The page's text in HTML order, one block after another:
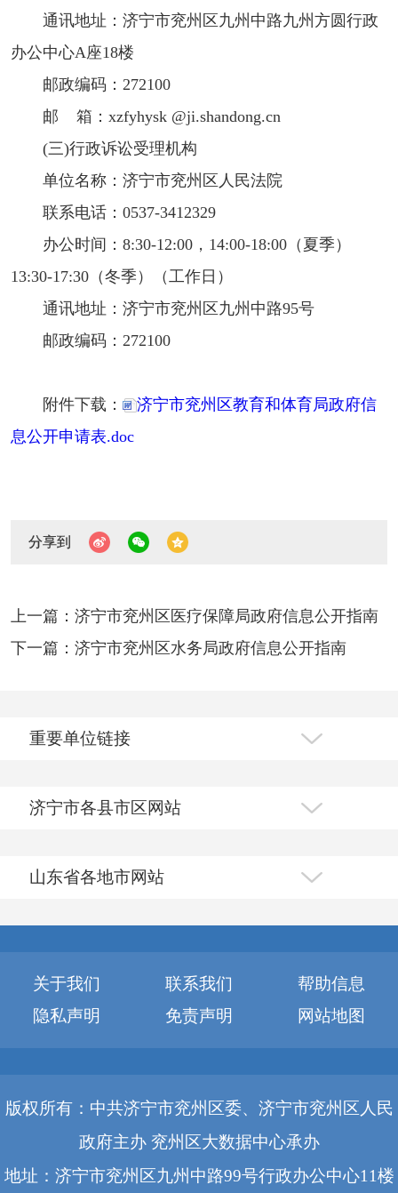
通讯地址：济宁市兖州区九州中路九州方圆行政
办公中心A座18楼
邮政编码：272100
邮 箱：xzfyhysk @ji.shandong.cn
(三)行政诉讼受理机构
单位名称：济宁市兖州区人民法院
联系电话：0537-3412329
办公时间：8:30-12:00，14:00-18:00（夏季）
13:30-17:30（冬季）（工作日）
通讯地址：济宁市兖州区九州中路95号
邮政编码：272100
附件下载：
济宁市兖州区教育和体育局政府信
息公开申请表.doc
分享到
上一篇：济宁市兖州区医疗保障局政府信息公开指南
下一篇：济宁市兖州区水务局政府信息公开指南
重要单位链接
济宁市各县市区网站
山东省各地市网站
关于我们 联系我们
帮助信息
隐私声明
免责声明 网站地图
版权所有：中共济宁市兖州区委、济宁市兖州区人民
政府主办 兖州区大数据中心承办
地址：济宁市兖州区九州中路99号行政办公中心11楼